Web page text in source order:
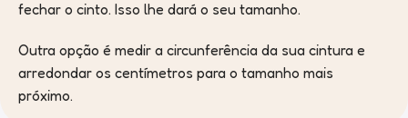
fechar o cinto. Isso lhe dará o seu tamanho.
Outra opção é medir a circunferência da sua cintura e
arredondar os centímetros para o tamanho mais
próximo.